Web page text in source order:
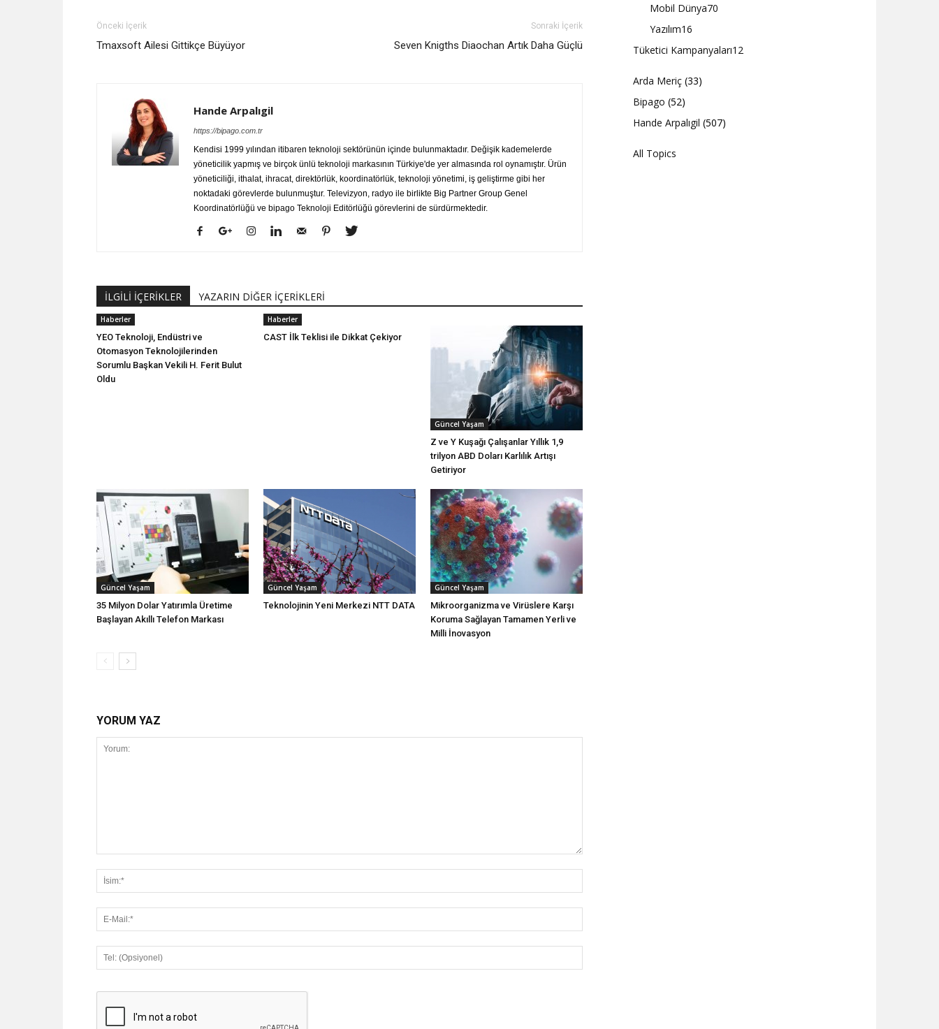
Önceki İçerik
Tmaxsoft Ailesi Gittikçe Büyüyor
Sonraki İçerik
Seven Knigths Diaochan Artık Daha Güçlü
Hande Arpalıgil
https://bipago.com.tr
Kendisi 1999 yılından itibaren teknoloji sektörünün içinde bulunmaktadır. Değişik kademelerde
yöneticilik yapmış ve birçok ünlü teknoloji markasının Türkiye'de yer almasında rol oynamıştır. Ürün
yöneticiliği, ithalat, ihracat, direktörlük, koordinatörlük, teknoloji yönetimi, iş geliştirme gibi her
noktadaki görevlerde bulunmuştur. Televizyon, radyo ile birlikte Big Partner Group Genel
Koordinatörlüğü ve bipago Teknoloji Editörlüğü görevlerini de sürdürmektedir.
İLGİLİ İÇERİKLER YAZARIN DİĞER İÇERİKLERİ
Haberler
YEO Teknoloji, Endüstri ve
Otomasyon Teknolojilerinden
Sorumlu Başkan Vekili H. Ferit Bulut
Oldu
Haberler
CAST İlk Teklisi ile Dikkat Çekiyor
Güncel Yaşam
Z ve Y Kuşağı Çalışanlar Yıllık 1,9
trilyon ABD Doları Karlılık Artışı
Getiriyor
Güncel Yaşam
35 Milyon Dolar Yatırımla Üretime
Başlayan Akıllı Telefon Markası
Güncel Yaşam
Teknolojinin Yeni Merkezi NTT DATA
Güncel Yaşam
Mikroorganizma ve Virüslere Karşı
Koruma Sağlayan Tamamen Yerli ve
Milli İnovasyon
YORUM YAZ
Mobil Dünya70
Yazılım16
Tüketici Kampanyaları12
Arda Meriç (33)
Bipago (52)
Hande Arpalıgil (507)
All Topics